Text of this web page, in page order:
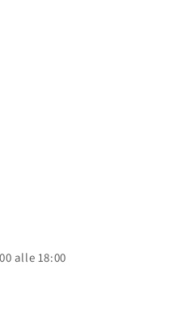
alle 18:00